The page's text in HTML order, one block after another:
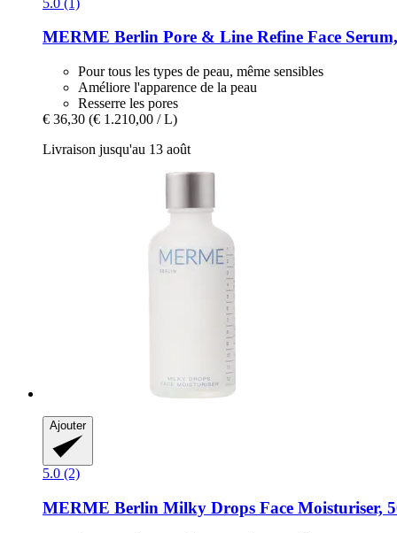
MERME Berlin Pore & Line Refine Face
Pour tous les types de peau, même sensibles
Améliore l'apparence de la peau
Resserre les pores
€ 36,30 (€ 1.210,00 / L)
Livraison jusqu'au 13 août
Ajouter
5.0 (2)
MERME Berlin Milky Drops Face Moisturiser,